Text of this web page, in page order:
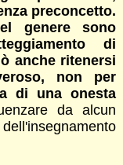
preconcetto.
genere sono
di
anche ritenersi
non per
di una onesta
da alcun